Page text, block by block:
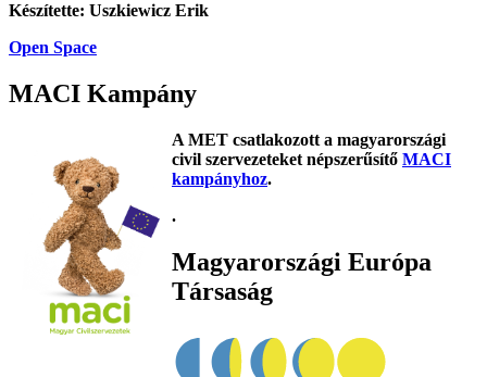
Készítette: Uszkiewicz Erik
Open Space
MACI Kampány
A MET csatlakozott a magyarországi
civil szervezeteket népszerűsítő MACI
kampányhoz.
.
Magyarországi Európa
Társaság